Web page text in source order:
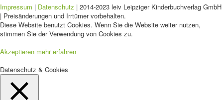
Impressum | Datenschutz | 2014-2023 leiv Leipziger Kinderbuchverlag GmbH
| Preisänderungen und Irrtümer vorbehalten.
Diese Website benutzt Cookies. Wenn Sie die Website weiter nutzen,
stimmen Sie der Verwendung von Cookies zu.
Akzeptieren mehr erfahren
Datenschutz & Cookies